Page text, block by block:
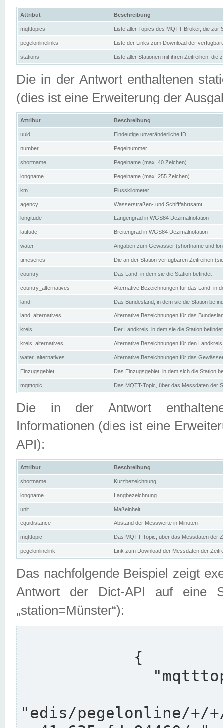
Attribut Beschreibung
mqtttopics Liste aller Topics des MQTT-Broker, die zur
pegelonlinelinks Liste der Links zum Download der
stations Liste aller Stationen mit ihren Zeitreihen, die
Die in der Antwort enthaltenen
(dies ist eine Erweiterung der
Attribut Beschreibung
uuid Eindeutige unveränderliche ID.
number Pegelnummer
shortname Pegelname (max. 40 Zeichen)
longname Pegelname (max. 255 Zeichen)
km Flusskilometer
agency Wasserstraßen- und Schifffahrtsamt
longitude Längengrad in WGS84 Dezimalnotation
latitude Breitengrad in WGS84 Dezimalnotation
water Angaben zum Gewässer (shortname und
timeseries Die an der Station verfügbaren Zeitreihen
country Das Land, in dem sie die Station befindet
country_alternatives Alternative Bezeichnungen für das Land, in
land Das Bundesland, in dem sie die Station
land_alternatives Alternative Bezeichnungen für das
kreis Der Landkreis, in dem sie die Station befindet
kreis_alternatives Alternative Bezeichnungen für den
water_alternatives Alternative Bezeichnungen für das
Einzugsgebiet Das Einzugsgebiet, in dem sich die Station
mqtttopic Das MQTT-Topic, über das Messdaten der
Die in der Antwort
Informationen (dies ist eine
API):
Attribut Beschreibung
shortname Kurzbezeichnung
longname Langbezeichnung
unit Maßeinheit
equidistance Abstand der Messwerte in Minuten
mqtttopic Das MQTT-Topic, über das Messdaten der
pegelonlinelink Link zum Download der Messdaten der
Das nachfolgende Beispiel zeigt
Antwort der Dict-API auf eine
„station=Münster“):
"edis/pegelonline/+/